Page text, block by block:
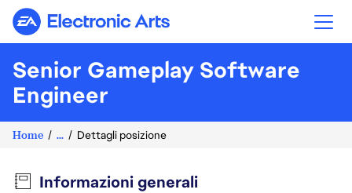
Electronic Arts
Senior Gameplay Software
Engineer
Home ... Dettagli posizione
Informazioni generali